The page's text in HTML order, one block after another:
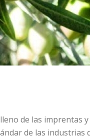
de las imprentas
de las industrias